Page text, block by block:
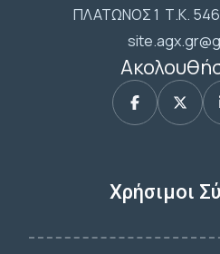
ΠΛΑΤΩΝΟΣ 1 Τ.Κ.
Χρήσιμοι